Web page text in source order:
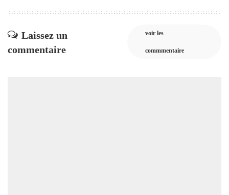
Laissez un
commentaire
voir les
commmentaire